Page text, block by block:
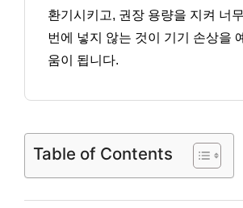
환기시키고, 권장 용량을 지켜 너
번에 넣지 않는 것이 기기 손상을
움이 됩니다.
Table of Contents